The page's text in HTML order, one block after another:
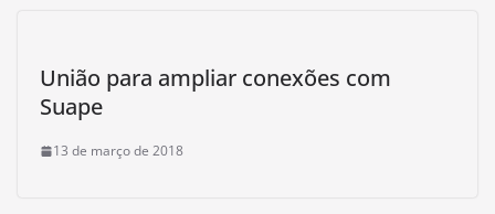
União para ampliar conexões com
Suape
13 de março de 2018